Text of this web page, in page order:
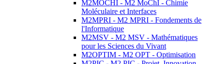
M2MOCHI - M2 MoChI - Chimie
Moléculaire et Interfaces
M2MPRI - M2 MPRI - Fondements de
l'Informatique
M2MSV - M2 MSV - Mathématiques
pour les Sciences du Vivant
M2OPTIM - M2 OPT - Optimisation